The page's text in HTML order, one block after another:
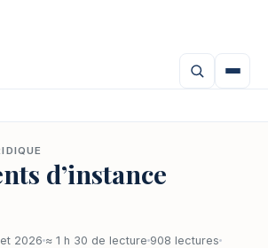
d’instance
2026 ≈ 1 h 30 de lecture 908 lectures